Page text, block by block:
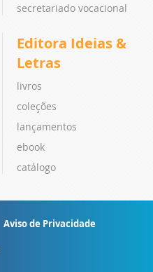
secretariado vocacional
Editora Ideias &
Letras
livros
coleções
lançamentos
ebook
catálogo
Aviso de Privacidade